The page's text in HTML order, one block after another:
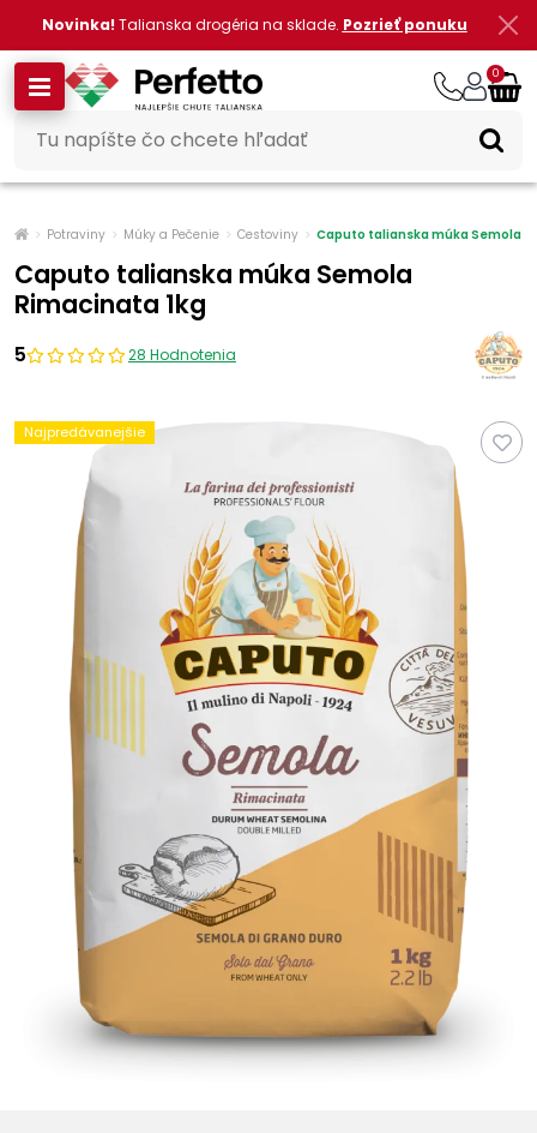
Novinka! Talianska drogéria na sklade. Pozrieť ponuku
0
Potraviny Múky a Pečenie Cestoviny Caputo talianska múka Semola
Caputo talianska múka Semola
Rimacinata 1kg
5 28 Hodnotenia
Najpredávanejšie